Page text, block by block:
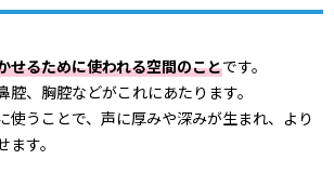
せるために使われる空間のことです。
、胸腔などがこれにあたります。
使うことで、声に厚みや深みが生まれ、より
す。